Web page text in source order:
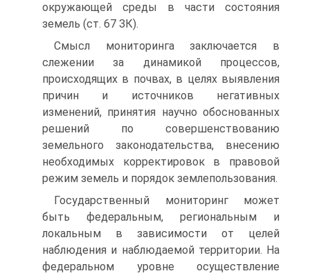
окружающей среды в части состояния
земель (ст. 67 ЗК).
Смысл мониторинга заключается в
слежении за динамикой процессов,
происходящих в почвах, в целях выявления
причин и источников негативных
изменений, принятия научно обоснованных
решений по совершенствованию
земельного законодательства, внесению
необходимых корректировок в правовой
режим земель и порядок землепользования.
Государственный мониторинг может
быть федеральным, региональным и
локальным в зависимости от целей
наблюдения и наблюдаемой территории. На
федеральном уровне осуществление